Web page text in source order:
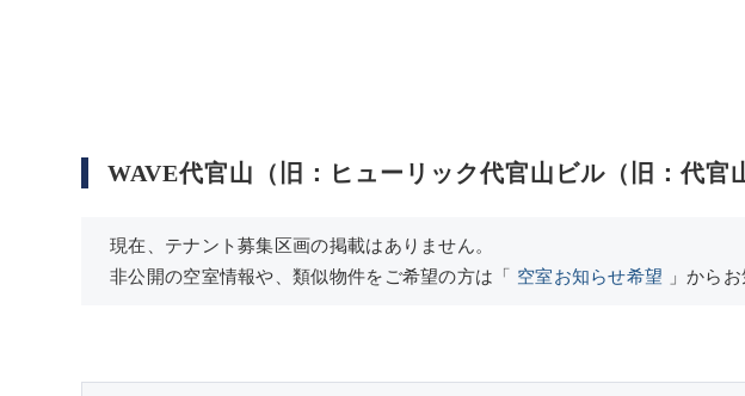
WAVE代官山（旧：ヒューリック代官山ビル（旧：代官
現在、テナント募集区画の掲載はありません。
非公開の空室情報や、類似物件をご希望の方は「 空室お知らせ希望 」から